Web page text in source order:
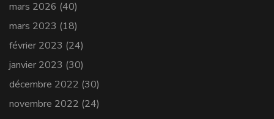
mars 2026 (40)
mars 2023 (18)
février 2023 (24)
janvier 2023 (30)
décembre 2022 (30)
novembre 2022 (24)